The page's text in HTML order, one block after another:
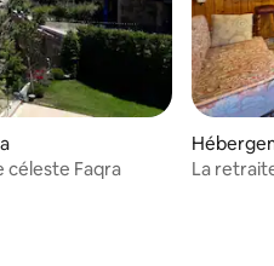
céleste Faqra
La